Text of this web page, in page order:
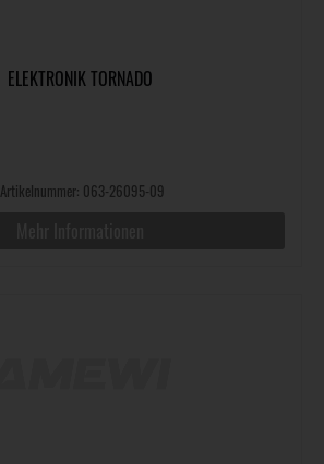
ELEKTRONIK TORNADO
Artikelnummer: 063-26095-09